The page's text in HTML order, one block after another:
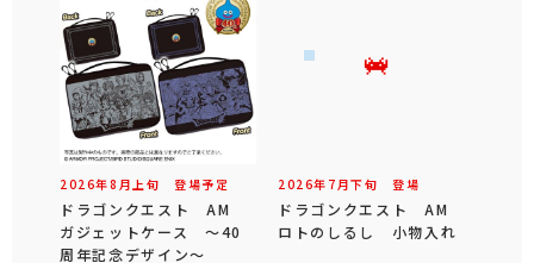
2026年8 月 上旬 登場予定
ドラゴンクエスト AM
ガジェットケース ～40
周年記念デザイン～
2026年 7 月下旬 登場
ドラゴンクエスト AM
ロトのしるし 小物入れ